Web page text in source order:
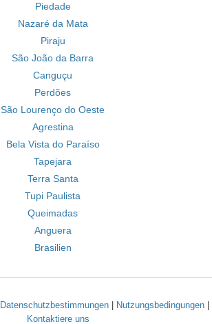
Piedade
Nazaré da Mata
Piraju
São João da Barra
Canguçu
Perdões
São Lourenço do Oeste
Agrestina
Bela Vista do Paraíso
Tapejara
Terra Santa
Tupi Paulista
Queimadas
Anguera
Brasilien
Datenschutzbestimmungen| Nutzungsbedingungen|
Kontaktiere uns